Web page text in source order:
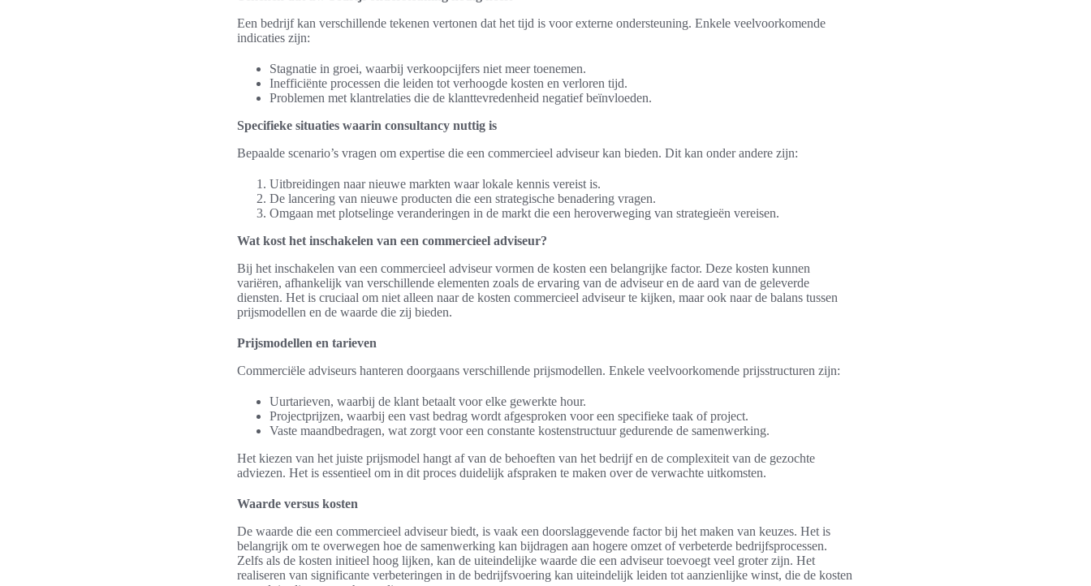
Een bedrijf kan verschillende tekenen vertonen dat het tijd is voor externe ondersteuning. Enkele veelvoorkomende
indicaties zijn:
Stagnatie in groei, waarbij verkoopcijfers niet meer toenemen.
Inefficiënte processen die leiden tot verhoogde kosten en verloren tijd.
Problemen met klantrelaties die de klanttevredenheid negatief beïnvloeden.
Specifieke situaties waarin consultancy nuttig is
Bepaalde scenario’s vragen om expertise die een commercieel adviseur kan bieden. Dit kan onder andere zijn:
Uitbreidingen naar nieuwe markten waar lokale kennis vereist is.
De lancering van nieuwe producten die een strategische benadering vragen.
Omgaan met plotselinge veranderingen in de markt die een heroverweging van strategieën vereisen.
Wat kost het inschakelen van een commercieel adviseur?
Bij het inschakelen van een commercieel adviseur vormen de kosten een belangrijke factor. Deze kosten kunnen
variëren, afhankelijk van verschillende elementen zoals de ervaring van de adviseur en de aard van de geleverde
diensten. Het is cruciaal om niet alleen naar de kosten commercieel adviseur te kijken, maar ook naar de balans tussen
prijsmodellen en de waarde die zij bieden.
Prijsmodellen en tarieven
Commerciële adviseurs hanteren doorgaans verschillende prijsmodellen. Enkele veelvoorkomende prijsstructuren zijn:
Uurtarieven, waarbij de klant betaalt voor elke gewerkte hour.
Projectprijzen, waarbij een vast bedrag wordt afgesproken voor een specifieke taak of project.
Vaste maandbedragen, wat zorgt voor een constante kostenstructuur gedurende de samenwerking.
Het kiezen van het juiste prijsmodel hangt af van de behoeften van het bedrijf en de complexiteit van de gezochte
adviezen. Het is essentieel om in dit proces duidelijk afspraken te maken over de verwachte uitkomsten.
Waarde versus kosten
De waarde die een commercieel adviseur biedt, is vaak een doorslaggevende factor bij het maken van keuzes. Het is
belangrijk om te overwegen hoe de samenwerking kan bijdragen aan hogere omzet of verbeterde bedrijfsprocessen.
Zelfs als de kosten initieel hoog lijken, kan de uiteindelijke waarde die een adviseur toevoegt veel groter zijn. Het
realiseren van significante verbeteringen in de bedrijfsvoering kan uiteindelijk leiden tot aanzienlijke winst, die de kosten